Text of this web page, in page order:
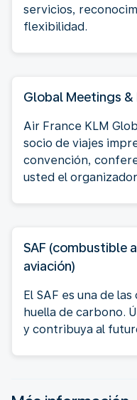
servicios,
flexibilidad.
Global Meetings &
Air France KLM
socio de viajes
convención,
usted el
SAF (combustible
aviación)
El SAF es una de
huella de carbono.
y contribuya al